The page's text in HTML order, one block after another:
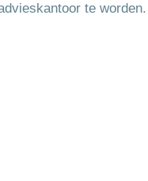
te worden.